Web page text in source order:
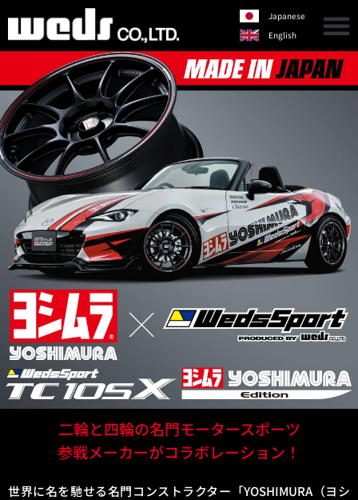
Japanese
English
二輪と四輪の名門モータースポーツ
参戦メーカーがコラボレーション！​
世界に名を馳せる名門コンストラクター「YOSHIMURA（ヨシ